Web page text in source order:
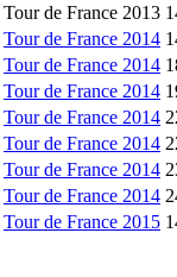
Tour de France 2013
Tour de France 2014
Tour de France 2014
Tour de France 2014
Tour de France 2014
Tour de France 2014
Tour de France 2014
Tour de France 2014
Tour de France 2015